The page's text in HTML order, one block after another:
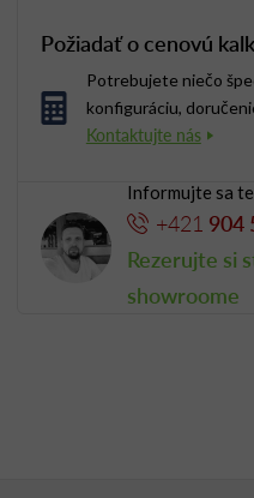
Požiadať o cenovú
Potrebujete niečo
konfiguráciu,
Informujte sa
+421 904
Rezerujte si
showroome